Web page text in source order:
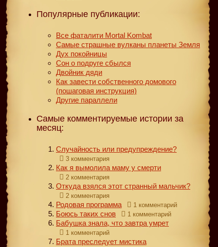
Популярные публикации:
Все фаталити Mortal Kombat
Самые страшные вулканы планеты Земля
Дух покойницы
Сон о подруге сбылся
Двойник дяди
Как завести собственного домового
(пошаговая инструкция)
Другие параллели
Самые комментируемые истории за
месяц:
Случайность или предупреждение?
3 комментария
Как я вымолила маму у смерти
2 комментария
Откуда взялся этот странный мальчик?
2 комментария
Родовая программа 1 комментарий
Боюсь таких снов 1 комментарий
Бабушка знала, что завтра умрет
1 комментарий
Брата преследует мистика